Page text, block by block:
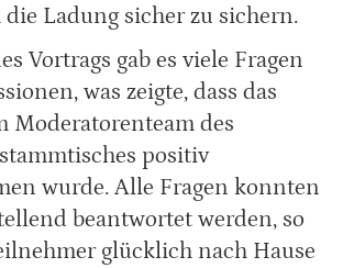
die Ladung sicher zu sichern.
Vortrags gab es viele Fragen
was zeigte, dass das
Moderatorenteam des
positiv
wurde. Alle Fragen konnten
beantwortet werden, so
glücklich nach Hause